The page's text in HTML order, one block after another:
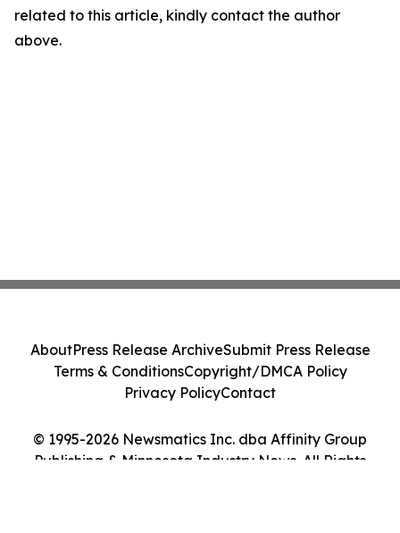
related to this article, kindly contact the author
above.
© 1995-2026 Newsmatics Inc. dba Affinity Group
Publishing & Minnesota Industry News. All Rights
AboutPress Release ArchiveSubmit Press Release
Terms & ConditionsCopyright/DMCA Policy
Privacy PolicyContact